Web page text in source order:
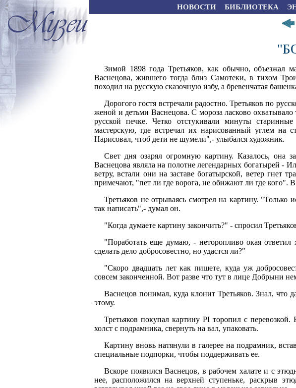
НОВОСТИ БИБЛИОТЕКА
Зимой 1898 года Третьяков, как обычно, объезжал
Васнецова, жившего тогда близ Самотеки, в тихом
походил на русскую сказочную избу, а бревенчатая
Дорогого гостя встречали радостно. Третьяков по
женой и детьми Васнецова. С мороза ласково
русской печке. Четко отстукивали минуты
мастерскую, где встречал их нарисованный углем
Нарисовал, чтоб дети не шумели",- улыбался художник.
Свет дня озарял огромную картину. Казалось, она
Васнецова являла на полотне легендарных богатырей
ветру, встали они на заставе богатырской, ветер гнет
примечают, "пет ли где ворога, не обижают ли где кого".
Третьяков не отрываясь смотрел на картину.
так написать",- думал он.
"Когда думаете картину закончить?" - спросил
"Поработать еще думаю, - неторопливо окая
сделать дело добросовестно, но удастся ли?"
"Скоро двадцать лет как пишете, куда уж
совсем законченной. Вот разве что тут в лице Добрыни
Васнецов понимал, куда клонит Третьяков. Знал, что
этому.
Третьяков покупал картину PI торопил с
холст с подрамника, свернуть на вал, упаковать.
Картину вновь натянули в галерее на подрамник,
специальные подпорки, чтобы поддерживать ее.
Вскоре появился Васнецов, в рабочем халате и с
нее, расположился на верхней ступеньке, раскрыв